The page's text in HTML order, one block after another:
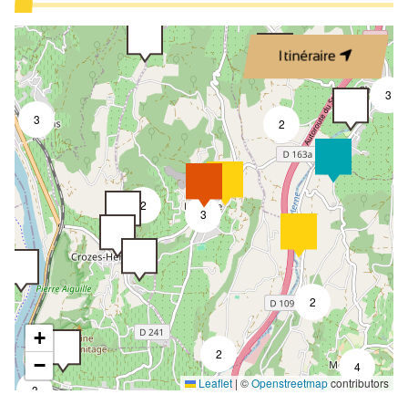
Itinéraire
3
3
2
2
4
2
2
3
3
+
−
Leaflet |©Openstreetmapcontributors